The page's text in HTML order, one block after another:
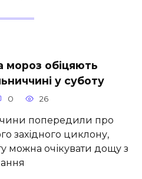
мороз обіцяють
у суботу
0 26
попередили про
західного циклону,
можна очікувати дощу з